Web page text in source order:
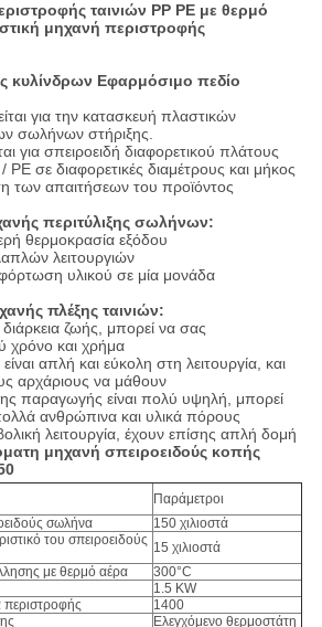
ταινιών PP PE με θερμό
μηχανή περιστροφής
κυλίνδρων Εφαρμόσιμο πεδίο
για την κατασκευή πλαστικών
σωλήνων στήριξης.
για σπειροειδή διαφορετικού πλάτους
PE σε διαφορετικές διαμέτρους και μήκος
των απαιτήσεων του προϊόντος
περιτύλιξης σωλήνων:
θερμοκρασία εξόδου
λειτουργιών
υλικού σε μία μονάδα
πλέξης ταινιών:
ζωής, μπορεί να σας
χρόνο και χρήμα
απλή και εύκολη στη λειτουργία, και
αρχάριους να μάθουν
παραγωγής είναι πολύ υψηλή, μπορεί
ανθρώπινα και υλικά πόρους
λειτουργία, έχουν επίσης απλή δομή
μηχανή σπειροειδούς κοπής
Παράμετροι
σωλήνα
150 χιλιοστά
του σπειροειδούς 15 χιλιοστά
με θερμό αέρα
300°C
1.5 KW
περιστροφής
1400
Ελεγχόμενο θερμοστάτη